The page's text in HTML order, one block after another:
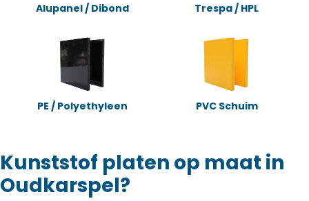
Alupanel / Dibond Trespa / HPL
PE / Polyethyleen PVC Schuim
Kunststof platen op maat in
Oudkarspel?